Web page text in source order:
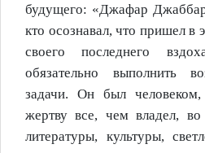
будущего: «Джафар
кто осознавал, что пришел в
своего последнего
обязательно выполнить
задачи. Он был
жертву все, чем владел,
литературы, культуры,